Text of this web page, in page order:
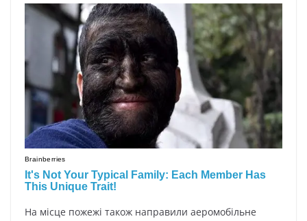
На місце пожежі також направили аеромобільне